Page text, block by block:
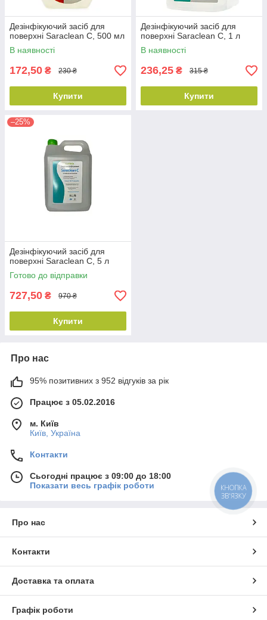
Дезінфікуючий засіб для
поверхні Saraclean C, 500 мл
В наявності
172,50 ₴ 230 ₴
Купити
Дезінфікуючий засіб для
поверхні Saraclean C, 1 л
В наявності
236,25 ₴ 315 ₴
Купити
–25%
Дезінфікуючий засіб для
поверхні Saraclean C, 5 л
Готово до відправки
727,50 ₴ 970 ₴
Купити
Про нас
95% позитивних з 952 відгуків за рік
Працює з 05.02.2016
м. Київ
Київ, Україна
Контакти
Сьогодні працює з 09:00 до 18:00
Показати весь графік роботи
Про нас
Контакти
Доставка та оплата
Графік роботи
КНОПКА
ЗВ'ЯЗКУ